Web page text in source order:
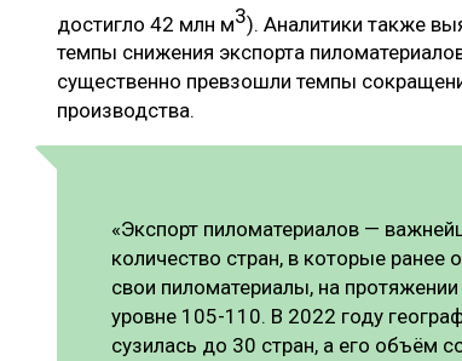
достигло 42 млн м3). Аналитики также
темпы снижения экспорта
существенно превзошли темпы
производства.
«Экспорт пиломатериалов —
количество стран, в которые ранее
свои пиломатериалы, на
уровне 105-110. В 2022 году
сузилась до 30 стран, а его объём